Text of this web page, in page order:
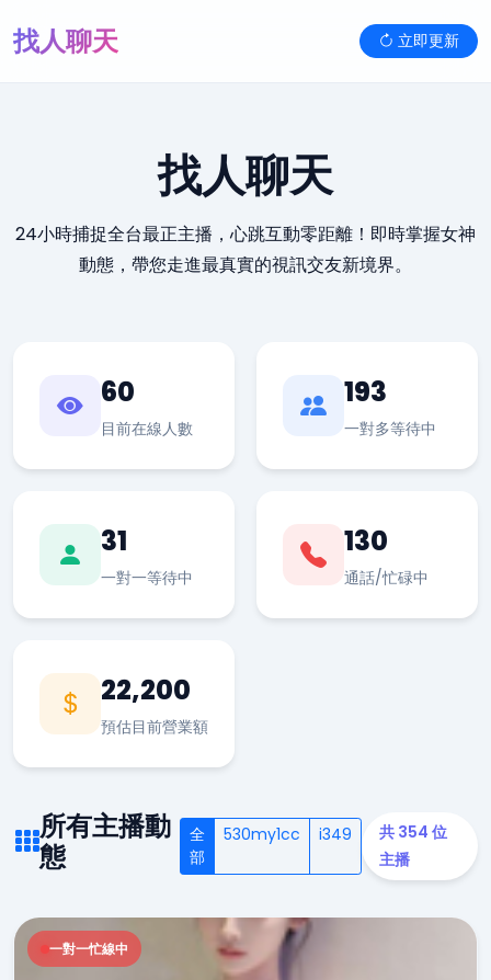
找人聊天 立即更新
找人聊天
24小時捕捉全台最正主播，心跳互動零距離！即時掌握女神
動態，帶您走進最真實的視訊交友新境界。
60
目前在線人數
193
一對多等待中
31
一對一等待中
130
通話/忙碌中
22,200
預估目前營業額
所有主播動
態
全
部
530my1cc i349
共 354 位
主播
一對一忙線中